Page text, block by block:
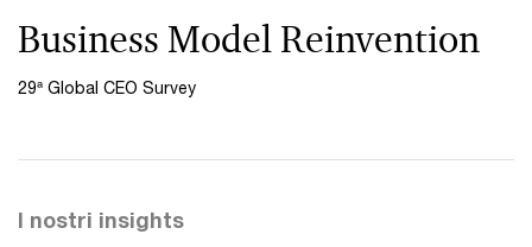
Business Model Reinvention
29ª Global CEO Survey
I nostri insights